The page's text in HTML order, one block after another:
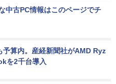
中古PC情報はこのページでチ
予算内。産経新聞社がAMD Ryz
を2千台導入